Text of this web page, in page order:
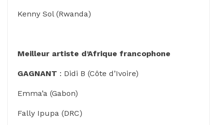
Kenny Sol (Rwanda)
Meilleur artiste d’Afrique francophone
GAGNANT : Didi B (Côte d’Ivoire)
Emma’a (Gabon)
Fally Ipupa (DRC)